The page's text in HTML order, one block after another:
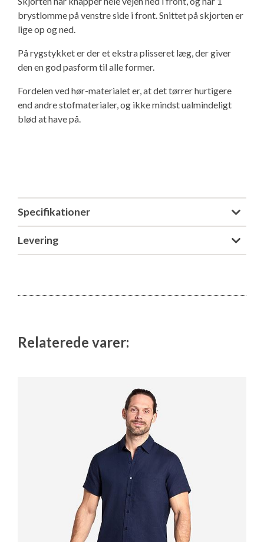
Isabella Opstillingsvejledninger
GPDR - Optagelse af foto og video
GPDR - KG Camping Kundeklub
brystlomme på venstre side i front. Snittet på skjorten er
lige op og ned.
På rygstykket er der et ekstra plisseret læg, der giver
den en god pasform til alle former.
Fordelen ved hør-materialet er, at det tørrer hurtigere
end andre stofmaterialer, og ikke mindst ualmindeligt
blød at have på.
Specifikationer
Levering
Relaterede varer: